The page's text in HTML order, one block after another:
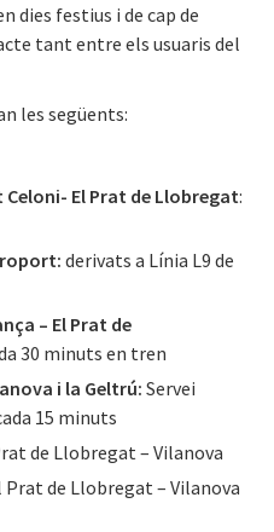
dies festius i de cap de
tant entre els usuaris del
les següents:
El Prat de Llobregat:
derivats a Línia L9 de
– El Prat de
30 minuts en tren
i la Geltrú: Servei
15 minuts
de Llobregat – Vilanova
Prat de Llobregat – Vilanova